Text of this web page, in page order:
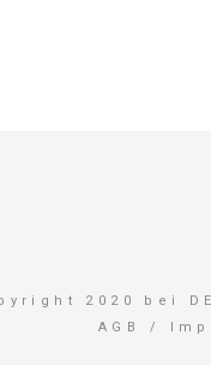
2020 bei
AGB
/